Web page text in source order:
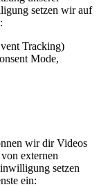
setzen wir auf
Tracking)
Mode,
wir dir Videos
externen
setzen
ein: